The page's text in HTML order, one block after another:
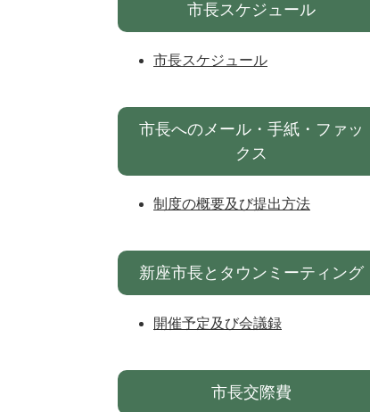
市長スケジュール
市長スケジュール
市長へのメール・手紙・ファッ
クス
制度の概要及び提出方法
新座市長とタウンミーティング
開催予定及び会議録
市長交際費